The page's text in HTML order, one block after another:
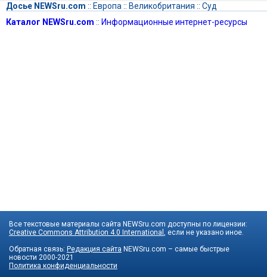
Досье NEWSru.com :: Европа :: Великобритания :: Суд
Каталог NEWSru.com :: Информационные интернет-ресурсы
Все текстовые материалы сайта NEWSru.com доступны по лицензии:
Creative Commons Attribution 4.0 International
, если не указано иное.
Обратная связь: Редакция сайта NEWSru.com – самые быстрые
новости 2000-2021
Политика конфиденциальности